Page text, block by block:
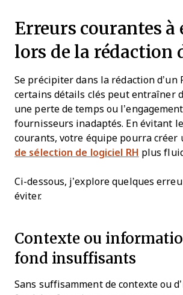
Erreurs courantes à
lors de la rédaction
Se précipiter dans la rédaction d’un
certains détails clés peut entraîner
une perte de temps ou
fournisseurs inadaptés. En évitant
courants, votre équipe pourra créer
de sélection de logiciel RH plus
Ci-dessous, j’explore quelques
éviter.
Contexte ou
fond insuffisants
Sans suffisamment de contexte ou